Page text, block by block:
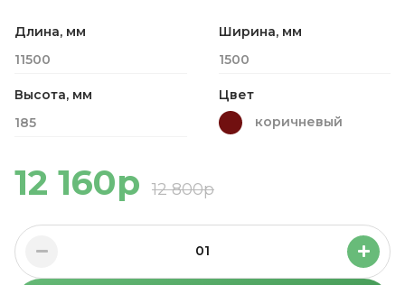
Длина, мм
11500
Ширина, мм
1500
Высота, мм
185
Цвет
коричневый
12 160р 12 800р
01